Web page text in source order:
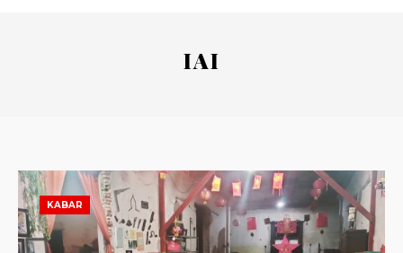
IAI
KABAR